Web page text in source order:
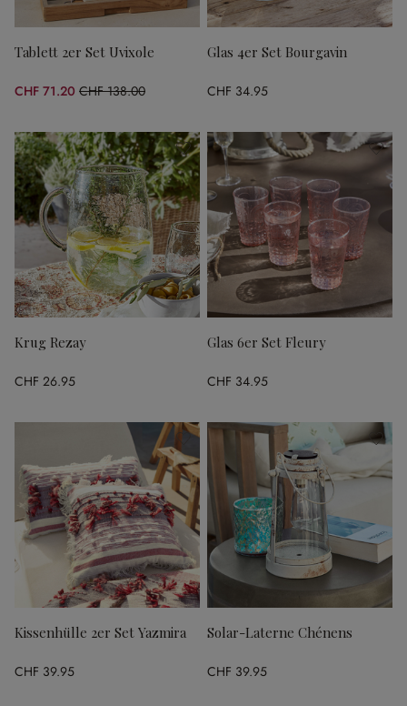
Tablett 2er Set Uvixole
CHF 71.20 CHF 138.00
(48.41% gespart)
Glas 4er Set Bourgavin
CHF 34.95
Krug Rezay
CHF 26.95
Glas 6er Set Fleury
CHF 34.95
Kissenhülle 2er Set Yazmira
CHF 39.95
Solar-Laterne Chénens
CHF 39.95